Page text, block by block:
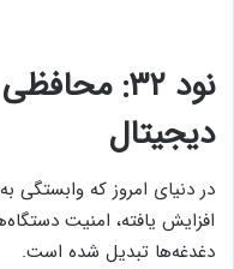
نود ۳۲:
دیجیتال
در دنیای امروز که وابستگی
افزایش یافته، امنیت
دغدغه‌ها تبدیل شده است.